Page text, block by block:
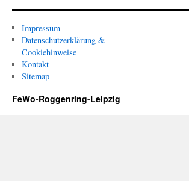
Impressum
Datenschutzerklärung &
Cookiehinweise
Kontakt
Sitemap
FeWo-Roggenring-Leipzig